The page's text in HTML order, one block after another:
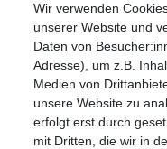
Mein Konto
Registrieren
Anmelden (Login)
Warenkorb
Wir verwenden
unserer Website und
Daten von
Adresse), um z.B.
Medien von
unsere Website zu
erfolgt erst durch
mit Dritten, die wir in